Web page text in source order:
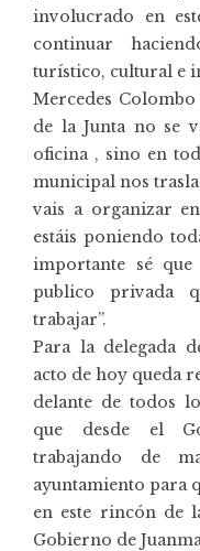
involucrado en
continuar
turístico, cultural e
Mercedes
de la Junta no se
oficina , sino en
municipal nos
vais a organizar
estáis poniendo
importante sé
publico privada
trabajar”.
Para la delegada
acto de hoy queda
delante de todos
que desde el
trabajando de
ayuntamiento para
en este rincón de
Gobierno de